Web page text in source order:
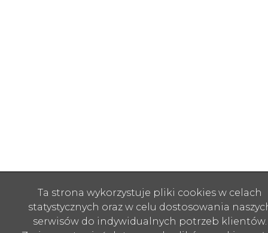
Ta strona wykorzystuje pliki cookies w celach
statystycznych oraz w celu dostosowania
serwisów do indywidualnych potrzeb klientów.